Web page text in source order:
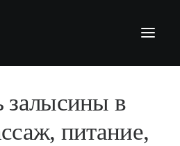
залысины в
питание,